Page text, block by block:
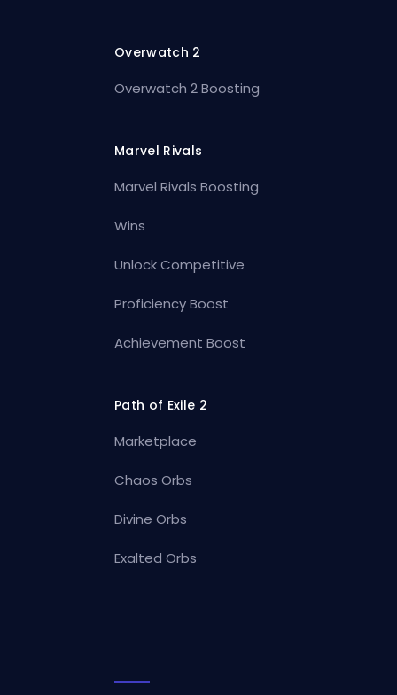
Overwatch 2
Overwatch 2 Boosting
Marvel Rivals
Marvel Rivals Boosting
Wins
Unlock Competitive
Proficiency Boost
Achievement Boost
Path of Exile 2
Marketplace
Chaos Orbs
Divine Orbs
Exalted Orbs